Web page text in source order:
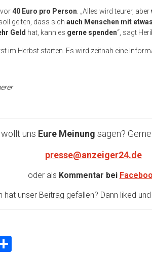
40 Euro pro Person . „Alles wird teurer, aber
gelten, dass sich auch Menschen mit
Geld hat, kann es gerne spenden“, sagt
im Herbst starten. Es wird zeitnah eine
wollt uns Eure Meinung sagen? Gerne
presse@anzeiger24.de
oder als Kommentar bei
hat unser Beitrag gefallen? Dann liked und